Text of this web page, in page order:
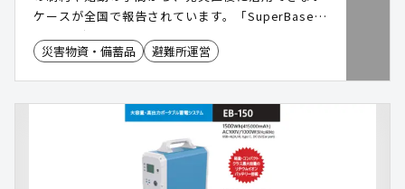
ケースが全国で報告されています。「SuperBase
V」は、半固体電池を採用し発火リスクを抑えた大
容量蓄電池です。1台6.4kWhの容量は、2〜3kWhク
事不要で発災直後から使用可能です。すでに全国の
法人企業・自治体・官公庁で500台以上が導入され
ています。 ダウンロード資料では、一般的な可搬型
蓄電池との運用比較表や、交付金を活用した自治体
災害物資・備蓄品 避難所運営